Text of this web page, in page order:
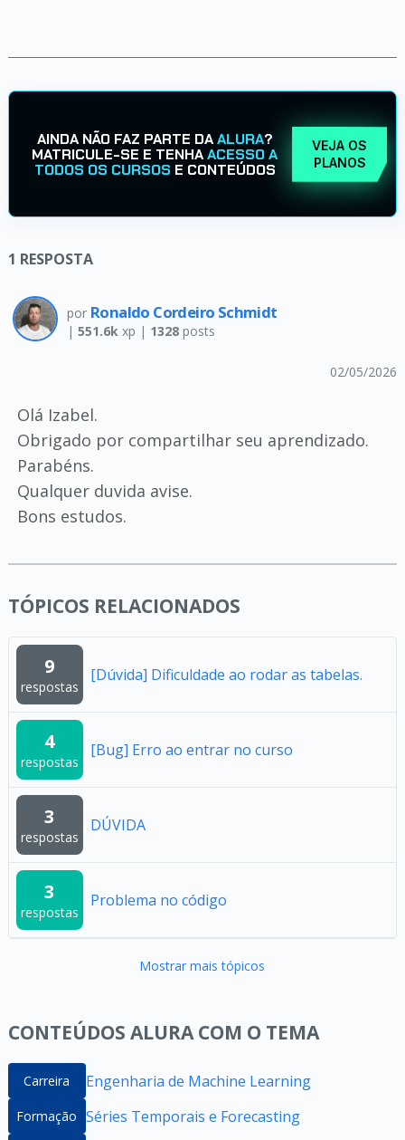
AINDA NÃO FAZ PARTE DAALURA?
MATRICULE-SE E TENHAACESSO A
TODOS OS CURSOS E CONTEÚDOS
VEJA OS
PLANOS
1 RESPOSTA
por Ronaldo Cordeiro Schmidt
| 551.6kxp | 1328posts
02/05/2026
Olá Izabel.
Obrigado por compartilhar seu aprendizado.
Parabéns.
Qualquer duvida avise.
Bons estudos.
TÓPICOS RELACIONADOS
9
respostas
[Dúvida] Dificuldade ao rodar as tabelas.
4
respostas
[Bug] Erro ao entrar no curso
3
respostas
DÚVIDA
3
respostas
Problema no código
Mostrar mais tópicos
CONTEÚDOS ALURA COM O TEMA
Carreira Engenharia de Machine Learning
Formação Séries Temporais e Forecasting